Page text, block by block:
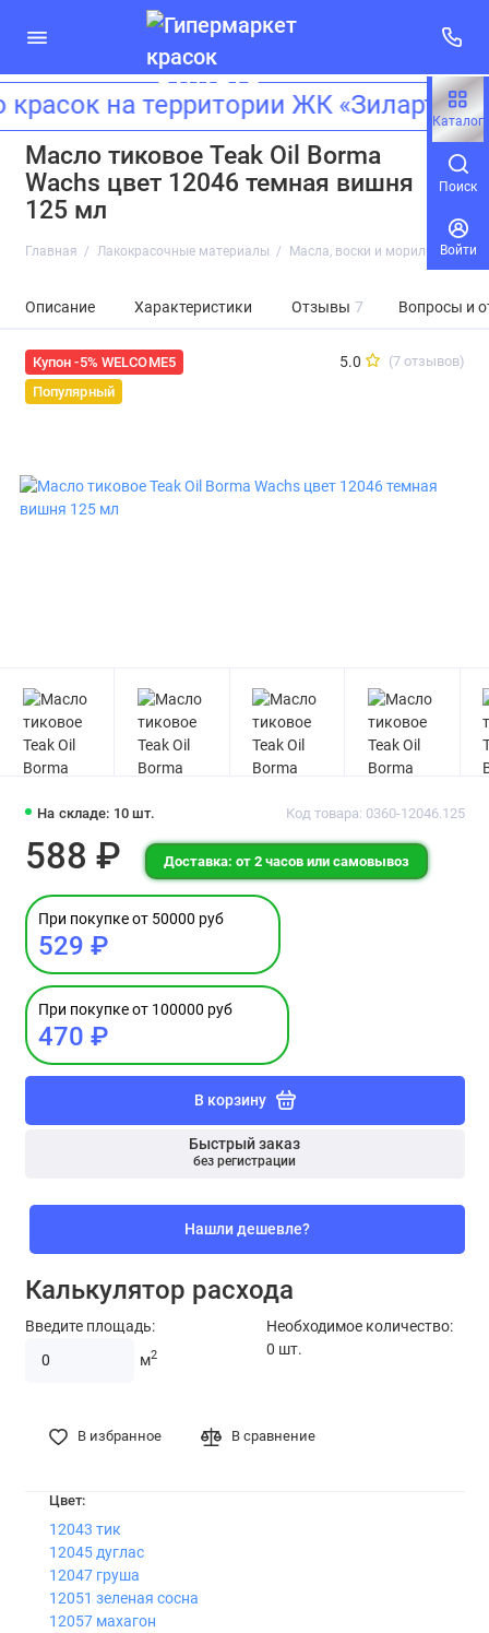
Каталог
Поиск
Войти
на территории ЖК
Масло тиковое Teak Oil Borma
Wachs цвет 12046 темная вишня
125 мл
Главная Лакокрасочные материалы Масла, воски и морилки
Описание Характеристики Отзывы 7 Вопросы и
Купон -5% WELCOME5
Популярный
5.0 (7 отзывов)
На складе: 10 шт. Код товара: 0360-12046.125
588 ₽ Доставка: от 2 часов или самовывоз
При покупке от 50000 руб
529 ₽
При покупке от 100000 руб
470 ₽
В корзину
Быстрый заказ
без регистрации
Нашли дешевле?
Калькулятор расхода
Введите площадь:
м2
Необходимое количество:
0 шт.
В избранное В сравнение
Цвет:
12043 тик
12045 дуглас
12047 груша
12051 зеленая сосна
12057 махагон